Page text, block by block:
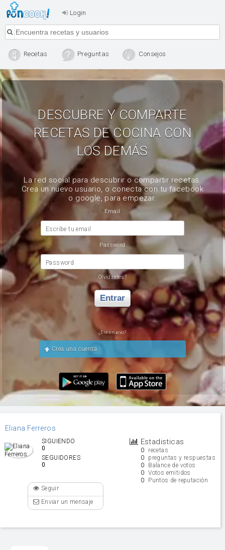
Login
Recetas Preguntas Consejos
DESCUBRE Y COMPARTE
RECETAS DE COCINA CON
LOS DEMÁS
La red social para descubrir o compartir recetas.
Crea un nuevo usuario, o conecta con tu facebook
o google, para empezar.
Email
Escribe tu email
Password
Password
Olvidastes?
Entrar
¿Eres nuevo?
Crea una cuenta
Eliana Ferreros
Estadisticas
0 recetas
0 preguntas y respuestas
0 Balance de votos
0 Votos emitidos
0 Puntos de reputación
SIGUIENDO
0
SEGUIDORES
0
Seguir
Enviar un mensaje